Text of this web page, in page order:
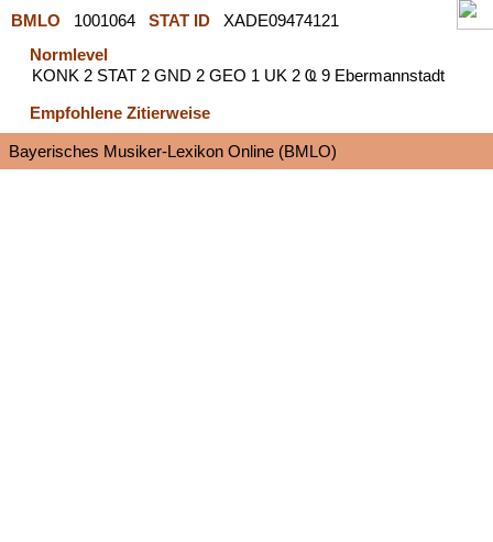
BMLO 1001064 STAT ID
XADE09474121
Normlevel
KONK 2 STAT 2 GND 2 GEO 1 UK 2 Ҩ 9 Ebermannstadt
Empfohlene Zitierweise
Bayerisches Musiker-Lexikon Online (BMLO)